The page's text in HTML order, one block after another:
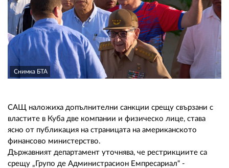
Снимка БТА
САЩ наложиха допълнителни санкции срещу свързани с
властите в Куба две компании и физическо лице, става
ясно от публикация на страницата на американското
финансово министерство.
Държавният департамент уточнява, че рестрикциите са
срещу „Групо де Администрасион Емпресариал“ -
АБОНАМЕНТ
УСЛОВИЯ ЗА ПОЛЗВАНЕ
ПОЛИТИКА ЗА БИСКВИТКИТЕ
02 975 20 35